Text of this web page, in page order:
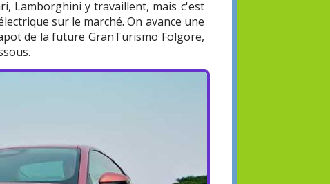
Lamborghini y travaillent, mais c'est
sur le marché. On avance une
de la future GranTurismo Folgore,